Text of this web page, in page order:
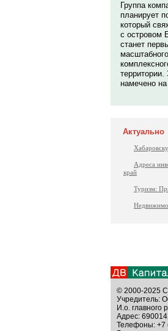
Группа
планирует
который
с островом
станет
намечено
Актуально
Адреса
край
Туризм:
© 2000-2025
Учредитель:
И.о. главного
Адрес:
Телефоны: +7